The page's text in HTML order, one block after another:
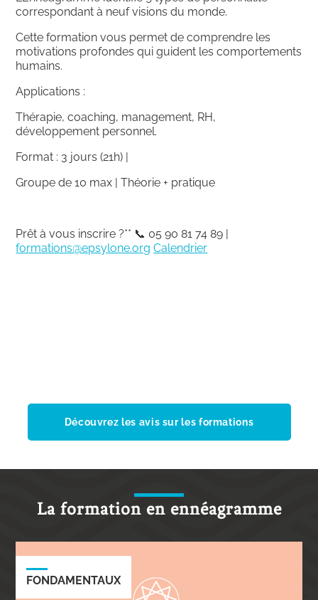
correspondant à neuf visions du monde.
Cette formation vous permet de comprendre les
motivations profondes qui guident les comportements
humains.
Applications :
Thérapie, coaching, management, RH,
développement personnel.
Format : 3 jours (21h) |
Groupe de 10 max | Théorie + pratique
Prêt à vous inscrire ?** 📞 05 90 81 74 89 |
formations@epsylone.org Calendrier
Découvrez les avis sur les formations
La formation en ennéagramme
FONDAMENTAUX